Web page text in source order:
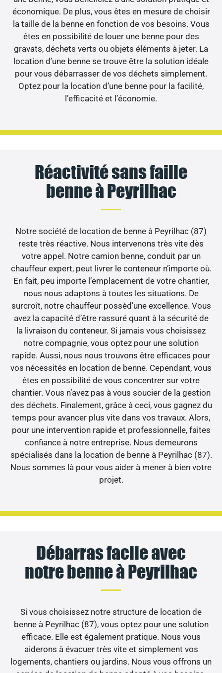
économique. De plus, vous êtes en mesure de choisir
la taille de la benne en fonction de vos besoins. Vous
êtes en possibilité de louer une benne pour des
gravats, déchets verts ou objets éléments à jeter. La
location d’une benne se trouve être la solution idéale
pour vous débarrasser de vos déchets simplement.
Optez pour la location d’une benne pour la facilité,
l’efficacité et l’économie.
Réactivité sans faille
benne à Peyrilhac
Notre société de location de benne à Peyrilhac (87)
reste très réactive. Nous intervenons très vite dès
votre appel. Notre camion benne, conduit par un
chauffeur expert, peut livrer le conteneur n’importe où.
En fait, peu importe l’emplacement de votre chantier,
nous nous adaptons à toutes les situations. De
surcroît, notre chauffeur possèd’une excellence. Vous
avez la capacité d’être rassuré quant à la sécurité de
la livraison du conteneur. Si jamais vous choisissez
notre compagnie, vous optez pour une solution
rapide. Aussi, nous nous trouvons être efficaces pour
vos nécessités en location de benne. Cependant, vous
êtes en possibilité de vous concentrer sur votre
chantier. Vous n’avez pas à vous soucier de la gestion
des déchets. Finalement, grâce à ceci, vous gagnez du
temps pour avancer plus vite dans vos travaux. Alors,
pour une intervention rapide et professionnelle, faites
confiance à notre entreprise. Nous demeurons
spécialisés dans la location de benne à Peyrilhac (87).
Nous sommes là pour vous aider à mener à bien votre
projet.
Débarras facile avec
notre benne à Peyrilhac
Si vous choisissez notre structure de location de
benne à Peyrilhac (87), vous optez pour une solution
efficace. Elle est également pratique. Nous vous
aiderons à évacuer très vite et simplement vos
logements, chantiers ou jardins. Nous vous offrons un